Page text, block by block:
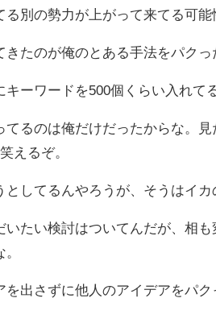
別の勢力が上がって来てる可能
たのが俺のとある手法をパクっ
ーワードを500個くらい入れて
るのは俺だけだったからな。見
えるぞ。
してるんやろうが、そうはイカ
いたい検討はついてんだが、相
を出さずに他人のアイデアをパ